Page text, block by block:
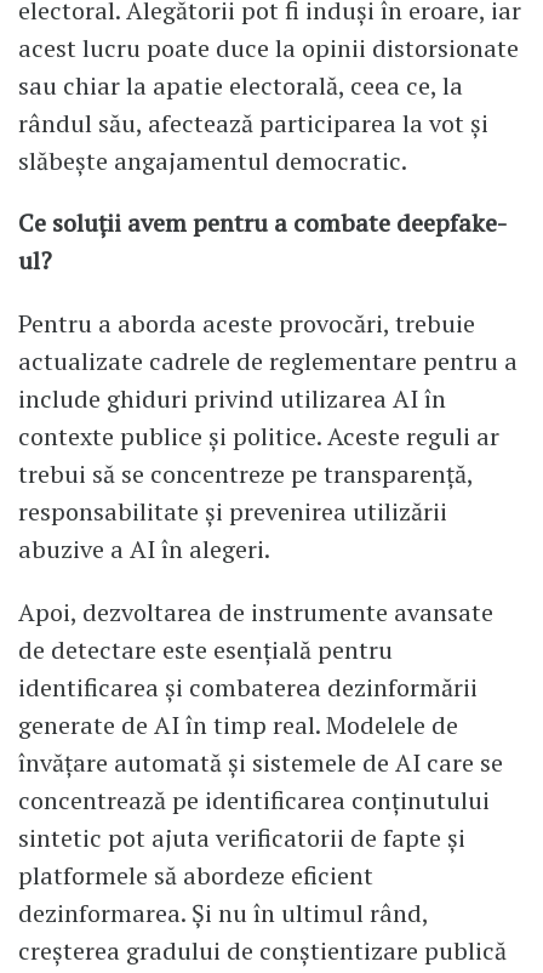
electoral. Alegătorii pot fi induși în eroare, iar
acest lucru poate duce la opinii distorsionate
sau chiar la apatie electorală, ceea ce, la
rândul său, afectează participarea la vot și
slăbește angajamentul democratic.
Ce soluții avem pentru a combate deepfake-
ul?
Pentru a aborda aceste provocări, trebuie
actualizate cadrele de reglementare pentru a
include ghiduri privind utilizarea AI în
contexte publice și politice. Aceste reguli ar
trebui să se concentreze pe transparență,
responsabilitate și prevenirea utilizării
abuzive a AI în alegeri.
Apoi, dezvoltarea de instrumente avansate
de detectare este esențială pentru
identificarea și combaterea dezinformării
generate de AI în timp real. Modelele de
învățare automată și sistemele de AI care se
concentrează pe identificarea conținutului
sintetic pot ajuta verificatorii de fapte și
platformele să abordeze eficient
dezinformarea. Și nu în ultimul rând,
creșterea gradului de conștientizare publică